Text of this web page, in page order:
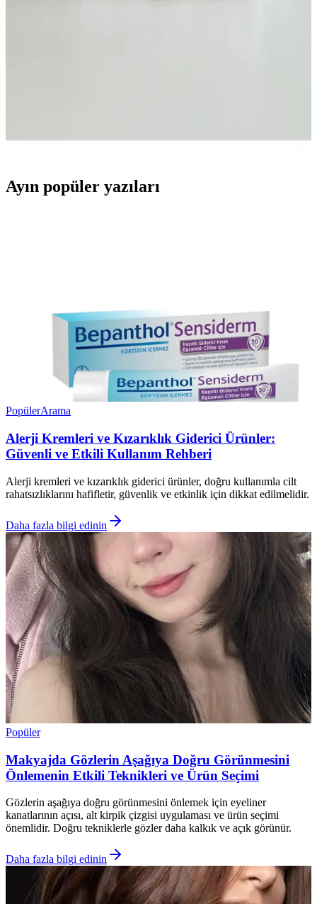
Ayın popüler yazıları
PopülerArama
Alerji Kremleri ve Kızarıklık Giderici Ürünler:
Güvenli ve Etkili Kullanım Rehberi
Alerji kremleri ve kızarıklık giderici ürünler, doğru kullanımla cilt
rahatsızlıklarını hafifletir, güvenlik ve etkinlik için dikkat edilmelidir.
Daha fazla bilgi edinin
Popüler
Makyajda Gözlerin Aşağıya Doğru Görünmesini
Önlemenin Etkili Teknikleri ve Ürün Seçimi
Gözlerin aşağıya doğru görünmesini önlemek için eyeliner
kanatlarının açısı, alt kirpik çizgisi uygulaması ve ürün seçimi
önemlidir. Doğru tekniklerle gözler daha kalkık ve açık görünür.
Daha fazla bilgi edinin